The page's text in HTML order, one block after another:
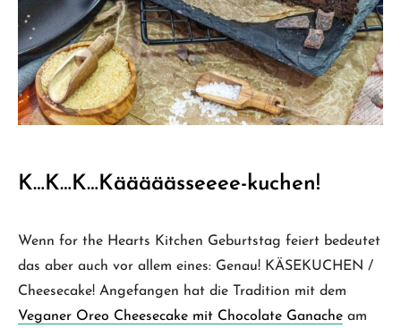
K…K…K…Kääääässeeee-kuchen!
Wenn for the Hearts Kitchen Geburtstag feiert bedeutet
das aber auch vor allem eines: Genau! KÄSEKUCHEN /
Cheesecake! Angefangen hat die Tradition mit dem
Veganer Oreo Cheesecake mit Chocolate Ganache am